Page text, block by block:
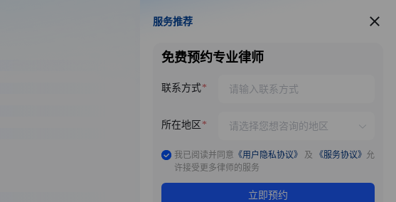
服务推荐
服务推荐
免费预约专业律师
联系方式
所在地区
我已阅读并同意 《用户隐私协议》 及 《服务协议》 允
许接受更多律师的服务
立即预约